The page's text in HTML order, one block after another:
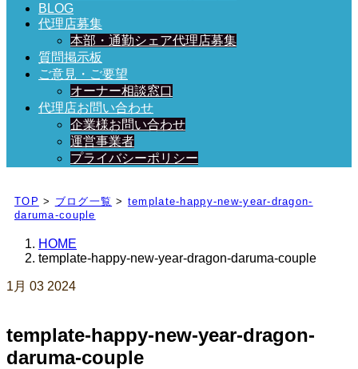
BLOG
代理店募集
本部・通勤シェア代理店募集
質問掲示板
ご意見・ご要望
オーナー相談窓口
代理店お問い合わせ
企業様お問い合わせ
運営事業者
プライバシーポリシー
日々、ブログを更新中！
TOP > ブログ一覧 > template-happy-new-year-dragon-
daruma-couple
HOME
template-happy-new-year-dragon-daruma-couple
1月 03 2024
template-happy-new-year-dragon-
daruma-couple